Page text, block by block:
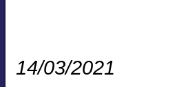
14/03/2021